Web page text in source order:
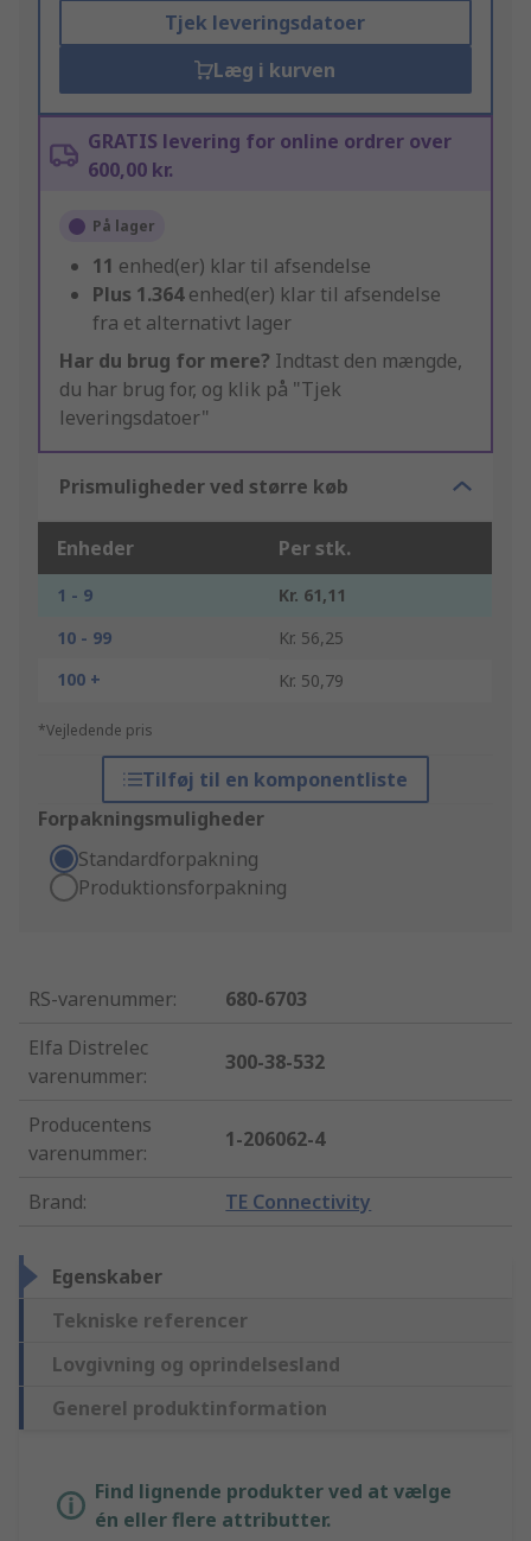
Tjek leveringsdatoer
Læg i kurven
GRATIS levering for online ordrer over
600,00 kr.
På lager
11 enhed(er) klar til afsendelse
Plus 1.364enhed(er) klar til afsendelse
fra et alternativt lager
Har du brug for mere? Indtast den mængde,
du har brug for, og klik på "Tjek
leveringsdatoer"
Prismuligheder ved større køb
Enheder Per stk.
1 - 9
Kr. 61,11
10 - 99
Kr. 56,25
100 +
Kr. 50,79
*Vejledende pris
Tilføj til en komponentliste
Forpakningsmuligheder
Standardforpakning
Produktionsforpakning
RS-varenummer:
680-6703
Elfa Distrelec
varenummer:
300-38-532
Producentens
varenummer:
1-206062-4
Brand: TE Connectivity
Egenskaber
Tekniske referencer
Lovgivning og oprindelsesland
Generel produktinformation
Find lignende produkter ved at vælge
én eller flere attributter.